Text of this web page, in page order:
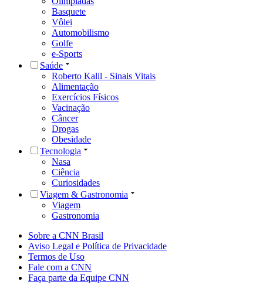
Basquete
Vôlei
Automobilismo
Golfe
e-Sports
Saúde
Roberto Kalil - Sinais Vitais
Alimentação
Exercícios Físicos
Vacinação
Câncer
Drogas
Obesidade
Tecnologia
Nasa
Ciência
Curiosidades
Viagem & Gastronomia
Viagem
Gastronomia
Sobre a CNN Brasil
Aviso Legal e Política de Privacidade
Termos de Uso
Fale com a CNN
Faça parte da Equipe CNN